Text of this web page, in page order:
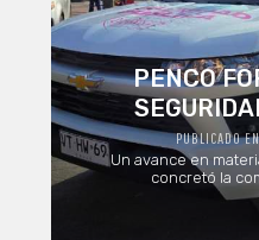
PENCO
PUBLICADO
Un avance en
concretó la